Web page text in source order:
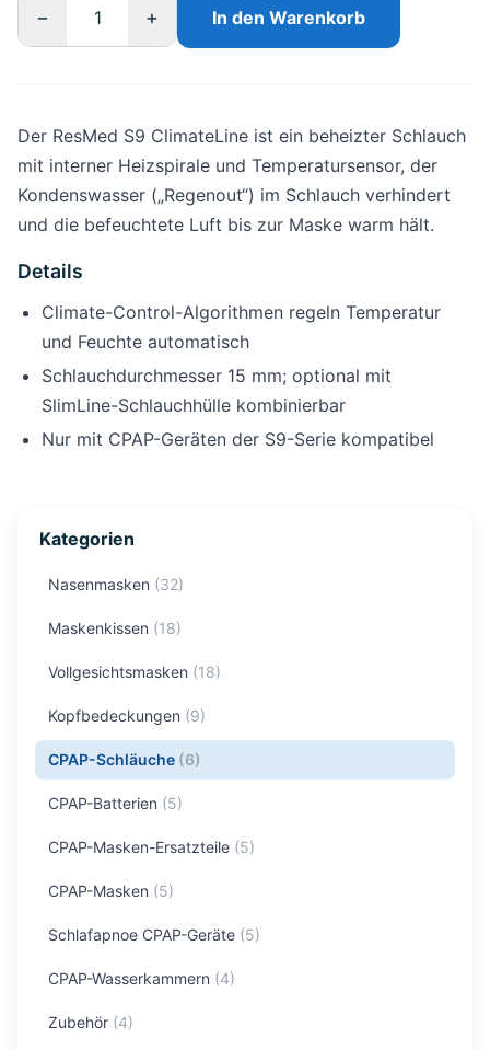
Kategorien
Nasenmasken (32)
Maskenkissen (18)
Vollgesichtsmasken (18)
Kopfbedeckungen (9)
CPAP-Schläuche (6)
CPAP-Batterien (5)
CPAP-Masken-Ersatzteile (5)
CPAP-Masken (5)
Schlafapnoe CPAP-Geräte (5)
CPAP-Wasserkammern (4)
Zubehör (4)
− + In den Warenkorb
Der ResMed S9 ClimateLine ist ein beheizter Schlauch
mit interner Heizspirale und Temperatursensor, der
Kondenswasser („Regenout“) im Schlauch verhindert
und die befeuchtete Luft bis zur Maske warm hält.
Details
Climate-Control-Algorithmen regeln Temperatur
und Feuchte automatisch
Schlauchdurchmesser 15 mm; optional mit
SlimLine-Schlauchhülle kombinierbar
Nur mit CPAP-Geräten der S9-Serie kompatibel